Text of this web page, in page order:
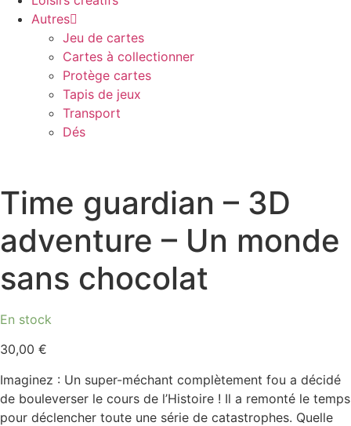
Autres
Jeu de cartes
Cartes à collectionner
Protège cartes
Tapis de jeux
Transport
Dés
Time guardian – 3D
adventure – Un monde
sans chocolat
En stock
30,00 €
Imaginez : Un super-méchant complètement fou a décidé
de bouleverser le cours de l’Histoire ! Il a remonté le temps
pour déclencher toute une série de catastrophes. Quelle